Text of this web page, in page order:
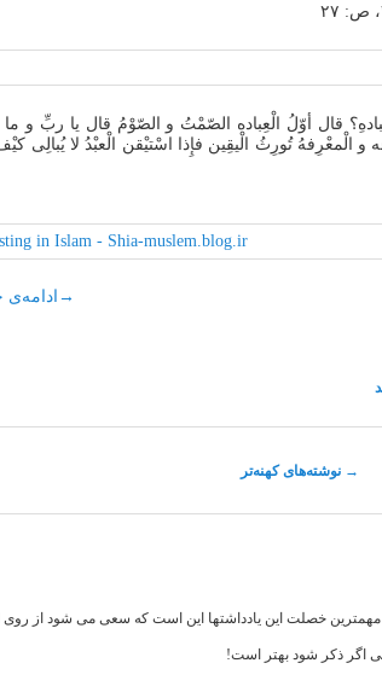
قال أوّلُ الْعِباده الصّمْتُ و الصّوْمُ قال یا ربِّ و
تُورِثُ الْیقِین فإِذا اسْتیْقن الْعبْدُ لا یُبالِی
ادامه‌ی →
→ نوشته‌های کهنه‌تر
خصلت این یادداشتها این است که سعی می شود از روی
اگر ذکر شود بهتر است!